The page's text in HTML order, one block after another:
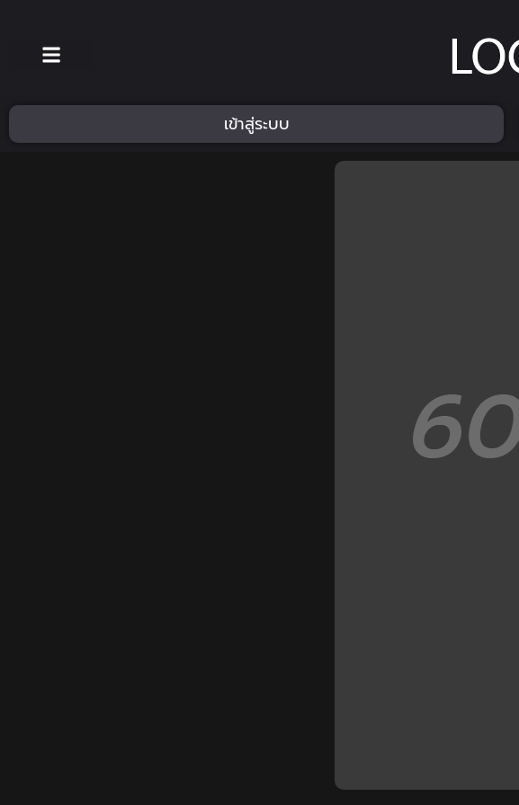
เข้าสู่ระบบ